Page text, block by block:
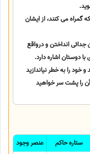
گمراه می کنند، از ایشان
انداختن و درواقع
دوستان اشاره دارد.
خود را به خطر نیاندازید
را پشت سر خواهید
ستاره حاکم
عنصر وجود